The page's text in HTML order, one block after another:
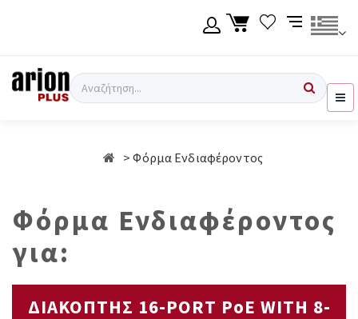
Σύνδεση χρήση
Αναζήτηση
Φόρμα Ενδιαφέροντος
Φόρμα Ενδιαφέροντος
για:
ΔΙΑΚΟΠΤΗΣ 16-PORT PoE WITH 8-